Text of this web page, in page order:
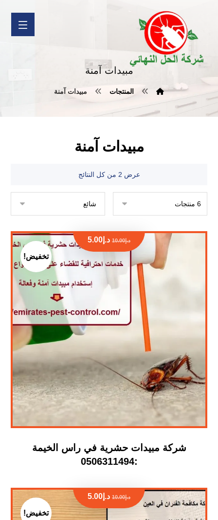
مبيدات آمنة
المنتجات مبيدات آمنة
مبيدات آمنة
عرض ⁦2⁩ من كل النتائج
شركة مبيدات حشرية في راس الخيمة
:0506311494
د.إ10.00 د.إ 5.00
تخفيض!
د.إ10.00 د.إ 5.00
تخفيض!